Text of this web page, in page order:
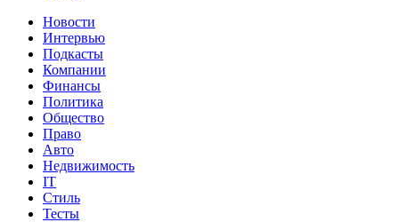
Новости
Интервью
Подкасты
Компании
Финансы
Политика
Общество
Право
Авто
Недвижимость
IT
Стиль
Тесты